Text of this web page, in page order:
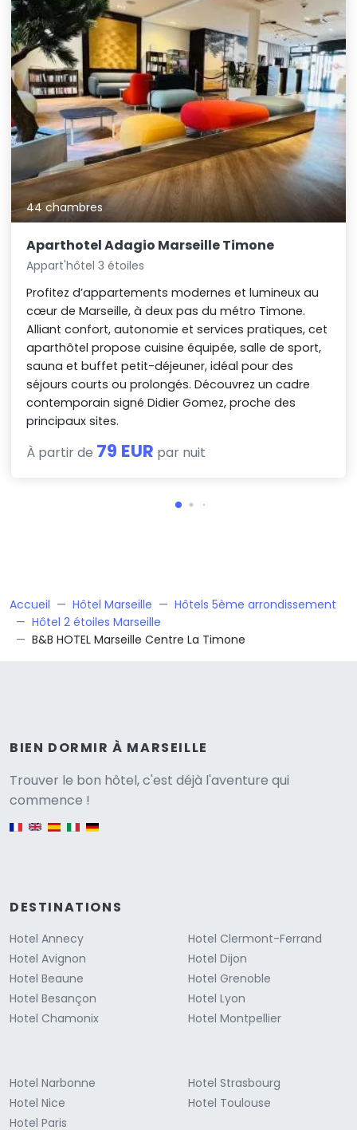
44 chambres
Aparthotel Adagio Marseille Timone
Appart'hôtel 3 étoiles
Profitez d’appartements modernes et lumineux au
cœur de Marseille, à deux pas du métro Timone.
Alliant confort, autonomie et services pratiques, cet
aparthôtel propose cuisine équipée, salle de sport,
sauna et buffet petit-déjeuner, idéal pour des
séjours courts ou prolongés. Découvrez un cadre
contemporain signé Didier Gomez, proche des
principaux sites.
À partir de 79 EUR par nuit
Accueil Hôtel Marseille
Hôtels 5ème arrondissement
Hôtel 2 étoiles Marseille
B&B HOTEL Marseille Centre La Timone
BIEN DORMIR À MARSEILLE
Trouver le bon hôtel, c'est déjà l'aventure qui
commence !
English version
DESTINATIONS
Hotel Annecy
Hotel Avignon
Hotel Beaune
Hotel Besançon
Hotel Chamonix
Hotel Clermont-Ferrand
Hotel Dijon
Hotel Grenoble
Hotel Lyon
Hotel Montpellier
Hotel Narbonne
Hotel Nice
Hotel Paris
Hotel Strasbourg
Hotel Toulouse